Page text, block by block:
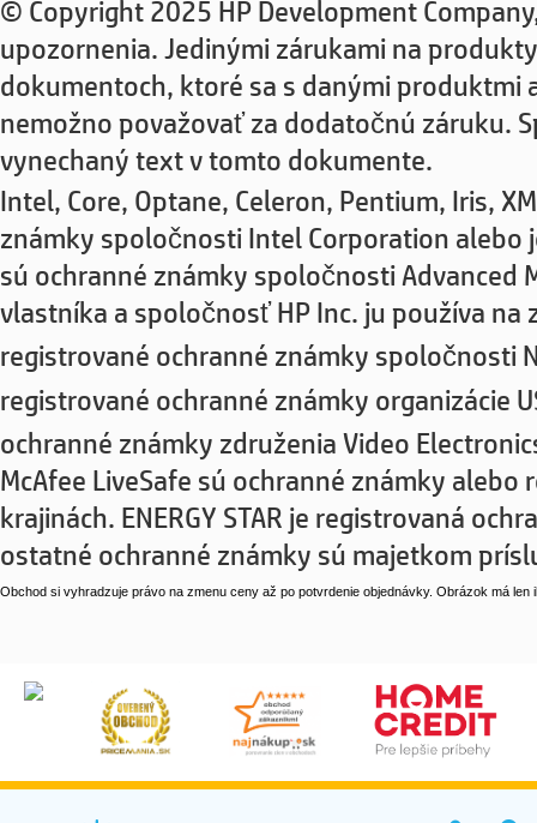
© Copyright 2025 HP Development
upozornenia. Jedinými zárukami na
dokumentoch, ktoré sa s danými produktmi
nemožno považovať za dodatočnú záruku.
vynechaný text v tomto dokumente.
Intel, Core, Optane, Celeron, Pentium, Iris,
známky spoločnosti Intel Corporation alebo
sú ochranné známky spoločnosti Advanced
vlastníka a spoločnosť HP Inc. ju používa na
registrované ochranné známky spoločnosti
registrované ochranné známky organizácie
ochranné známky združenia Video
McAfee LiveSafe sú ochranné známky
krajinách. ENERGY STAR je registrovaná
ostatné ochranné známky sú majetkom
Obchod si vyhradzuje právo na zmenu ceny až po potvrdenie objednávky. Obrázok má len